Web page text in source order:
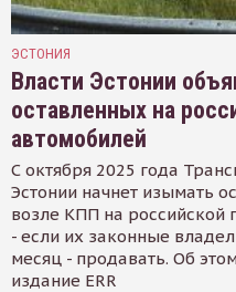
ЭСТОНИЯ
Власти Эстонии
оставленных на
автомобилей
С октября 2025 года
Эстонии начнет изымать
возле КПП на российской
- если их законные
месяц - продавать. Об
издание ERR